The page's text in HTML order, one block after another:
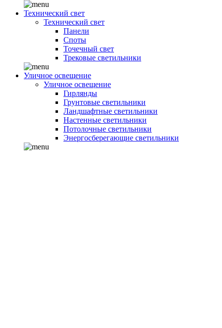
Технический свет
Технический свет
Панели
Споты
Точечный свет
Трековые светильники
Уличное освещение
Уличное освещение
Гирлянды
Грунтовые светильники
Ландшафтные светильники
Настенные светильники
Потолочные светильники
Энергосберегающие светильники